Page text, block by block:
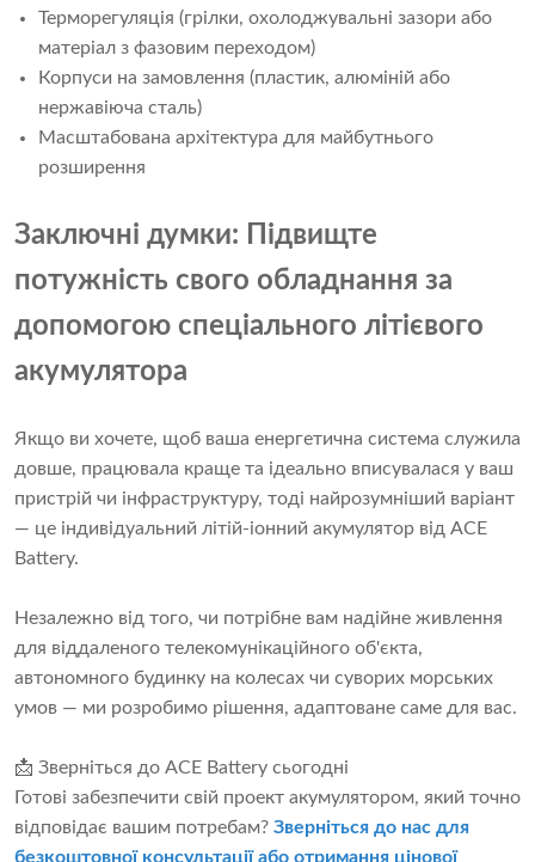
Терморегуляція (грілки, охолоджувальні зазори або
матеріал з фазовим переходом)
Корпуси на замовлення (пластик, алюміній або
нержавіюча сталь)
Масштабована архітектура для майбутнього
розширення
Заключні думки: Підвищте
потужність свого обладнання за
допомогою спеціального літієвого
акумулятора
Якщо ви хочете, щоб ваша енергетична система служила
довше, працювала краще та ідеально вписувалася у ваш
пристрій чи інфраструктуру, тоді найрозумніший варіант
— це індивідуальний літій-іонний акумулятор від ACE
Battery.
Незалежно від того, чи потрібне вам надійне живлення
для віддаленого телекомунікаційного об'єкта,
автономного будинку на колесах чи суворих морських
умов — ми розробимо рішення, адаптоване саме для вас.
📩 Зверніться до ACE Battery сьогодні
Готові забезпечити свій проект акумулятором, який точно
відповідає вашим потребам? Зверніться до нас для
безкоштовної консультації або отримання цінової